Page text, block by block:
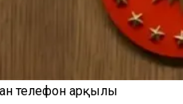
телефон арқылы